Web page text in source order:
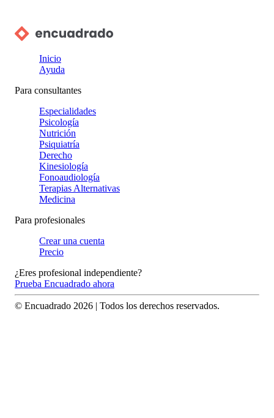
Inicio
Ayuda
Para consultantes
Especialidades
Psicología
Nutrición
Psiquiatría
Derecho
Kinesiología
Fonoaudiología
Terapias Alternativas
Medicina
Para profesionales
Crear una cuenta
Precio
¿Eres profesional independiente?
Prueba Encuadrado ahora
© Encuadrado 2026 | Todos los derechos reservados.